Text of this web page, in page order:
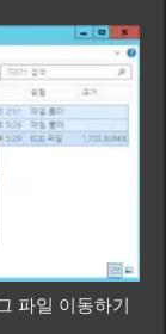
파일 이동하기